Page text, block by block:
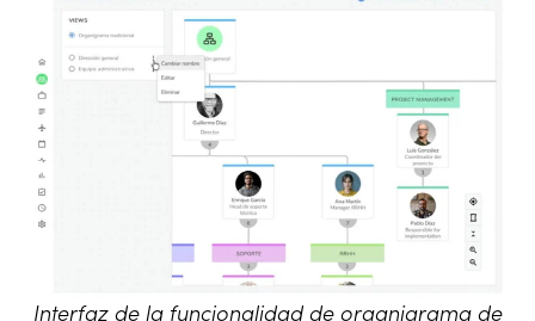
Interfaz de la funcionalidad de organigrama de